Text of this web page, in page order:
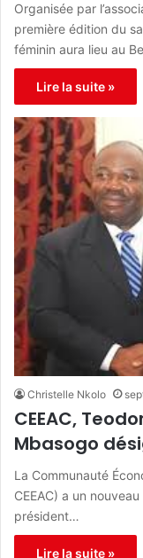
Organisée par
première édition du
féminin aura lieu au
Lire la suite »
Christelle Nkolo
CEEAC,
Mbasogo
La Communauté
CEEAC) a un
président…
Lire la suite »